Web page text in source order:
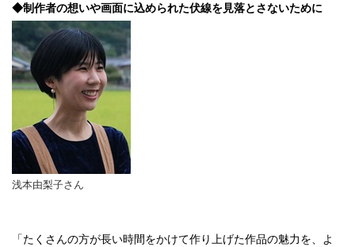
◆制作者の想いや画面に込められた伏線を見落とさないために
浅本由梨子さん
「たくさんの方が長い時間をかけて作り上げた作品の魅力を、よ